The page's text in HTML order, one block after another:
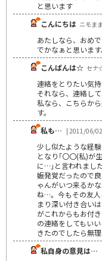
と思います
こんにちは ニモま
あたしなら、おめ
でかなぁと思います
こんばんは☆ セナ
連絡をとりたい気
それなら、連絡し
私なら、こちらか
す。
私も… | 2011/06/02
少し似たような経
となり｢〇〇(私)が
に…｣と言われまし
娠発覚だったので
ゃんがいつ来るか
ね…。今もその友人
まり深い付き合い
がこれからもお付
の連絡をしてもい
きたのでしたら無
私自身の意見は…